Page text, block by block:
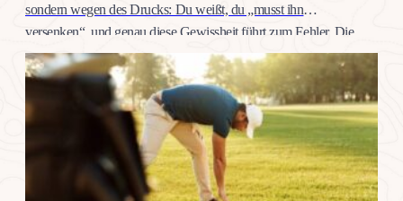
sondern wegen des Drucks: Du weißt, du „musst ihn
versenken“, und genau diese Gewissheit führt zum Fehler. Die
gute Nachricht: Selbstvertrauen auf dieser Distanz trainiert man
wie jeden anderen Schlag, mit konkreten Übungen, nicht mit
Willenskraft. Warum…